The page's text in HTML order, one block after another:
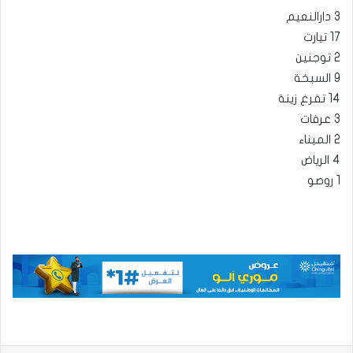
3 دارالنعيم
17 تيارت
2 توجنين
9 السبخة
14 تفرغ زينة
3 عرفات
2 الميناء
4 الرياض
1 روصو